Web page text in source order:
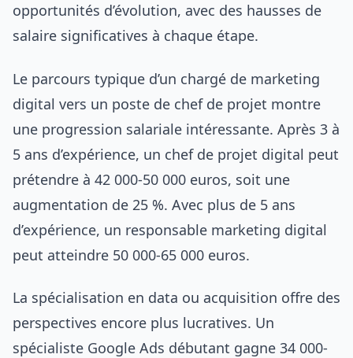
opportunités d’évolution, avec des hausses de
salaire significatives à chaque étape.
Le parcours typique d’un chargé de marketing
digital vers un poste de chef de projet montre
une progression salariale intéressante. Après 3 à
5 ans d’expérience, un chef de projet digital peut
prétendre à 42 000-50 000 euros, soit une
augmentation de 25 %. Avec plus de 5 ans
d’expérience, un responsable marketing digital
peut atteindre 50 000-65 000 euros.
La spécialisation en data ou acquisition offre des
perspectives encore plus lucratives. Un
spécialiste Google Ads débutant gagne 34 000-